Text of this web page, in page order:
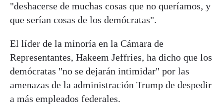
"deshacerse de muchas cosas que no queríamos, y
que serían cosas de los demócratas".
El líder de la minoría en la Cámara de
Representantes, Hakeem Jeffries, ha dicho que los
demócratas "no se dejarán intimidar" por las
amenazas de la administración Trump de despedir
a más empleados federales.